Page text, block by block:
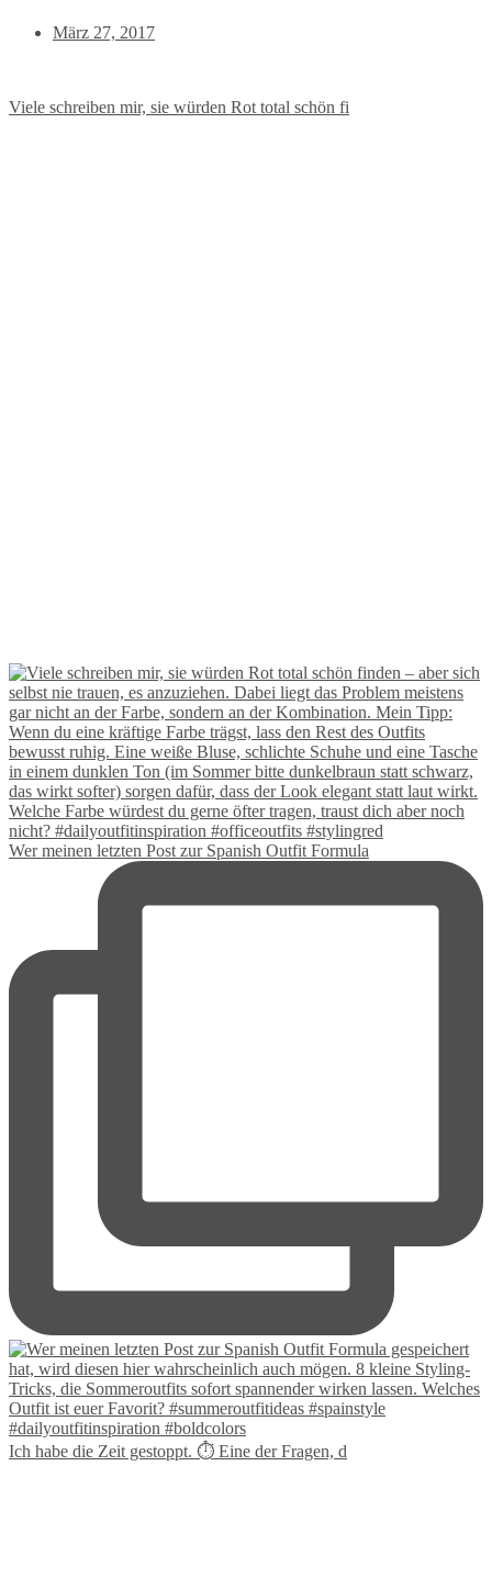
Post
März 27, 2017
Viele schreiben mir, sie würden Rot total schön fi
Wer meinen letzten Post zur Spanish Outfit Formula
Ich habe die Zeit gestoppt. ⏱️ Eine der Fragen, d